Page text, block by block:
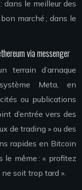
dans le meilleur des
marché ; dans le
via messenger
terrain d’arnaque
Meta, en
ou publications
d’entrée vers des
de trading » ou des
rapides en Bitcoin
le même : « profitez
soit trop tard ».